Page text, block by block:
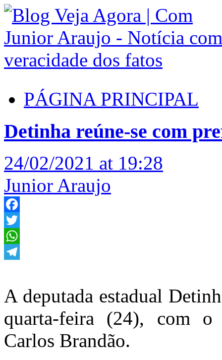
PÁGINA PRINCIPAL
Detinha reúne-se com
24/02/2021 at 19:28
Junior Araujo
Facebook
Twitter
WhatsApp
A deputada estadual
quarta-feira (24), com o
Carlos Brandão.